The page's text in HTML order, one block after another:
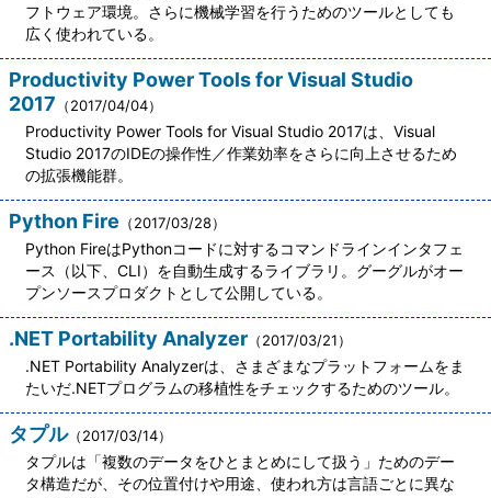
フトウェア環境。さらに機械学習を行うためのツールとしても
広く使われている。
Productivity Power Tools for Visual Studio
2017 （2017/04/04）
Productivity Power Tools for Visual Studio 2017は、Visual
Studio 2017のIDEの操作性／作業効率をさらに向上させるため
の拡張機能群。
Python Fire （2017/03/28）
Python FireはPythonコードに対するコマンドラインインタフェ
ース（以下、CLI）を自動生成するライブラリ。グーグルがオー
プンソースプロダクトとして公開している。
.NET Portability Analyzer （2017/03/21）
.NET Portability Analyzerは、さまざまなプラットフォームをま
たいだ.NETプログラムの移植性をチェックするためのツール。
タプル（2017/03/14）
タプルは「複数のデータをひとまとめにして扱う」ためのデー
タ構造だが、その位置付けや用途、使われ方は言語ごとに異な